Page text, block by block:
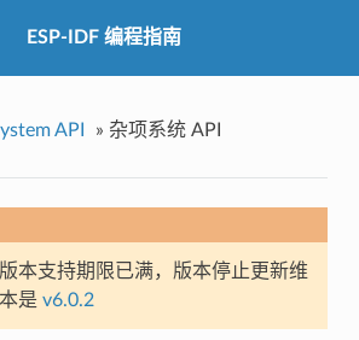
ESP-IDF 编程指南
API » 杂项系统 API
本支持期限已满，版本停止更新维
是 v6.0.2